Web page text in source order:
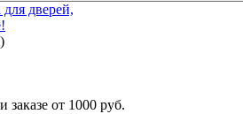
дверей,
заказе от 1000 руб.